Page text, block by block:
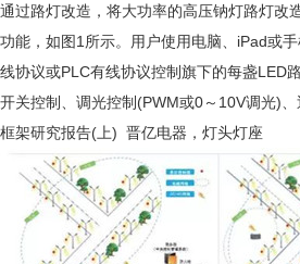
通过路灯改造，将大功率的高压钠灯路灯改
功能，如图1所示。用户使用电脑、iPad或
线协议或PLC有线协议控制旗下的每盏LED
开关控制、调光控制(PWM或0～10V调光)
框架研究报告(上) 晋亿电器，灯头灯座